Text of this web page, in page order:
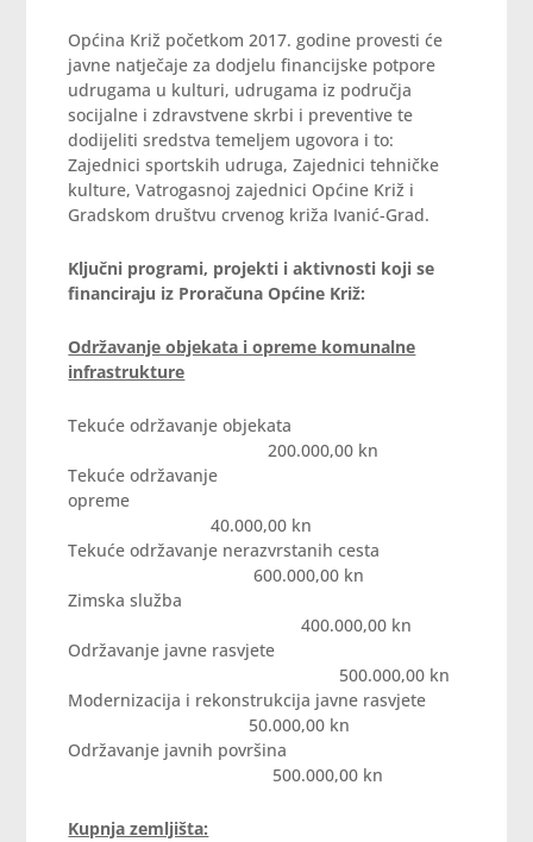
Općina Križ početkom 2017. godine provesti će
javne natječaje za dodjelu financijske potpore
udrugama u kulturi, udrugama iz područja
socijalne i zdravstvene skrbi i preventive te
dodijeliti sredstva temeljem ugovora i to:
Zajednici sportskih udruga, Zajednici tehničke
kulture, Vatrogasnoj zajednici Općine Križ i
Gradskom društvu crvenog križa Ivanić-Grad.
Ključni programi, projekti i aktivnosti koji se
financiraju iz Proračuna Općine Križ:
Održavanje objekata i opreme komunalne
infrastrukture
Tekuće održavanje objekata
200.000,00 kn
Tekuće održavanje
opreme
40.000,00 kn
Tekuće održavanje nerazvrstanih cesta
600.000,00 kn
Zimska služba
400.000,00 kn
Održavanje javne rasvjete
500.000,00 kn
Modernizacija i rekonstrukcija javne rasvjete
50.000,00 kn
Održavanje javnih površina
500.000,00 kn
Kupnja zemljišta: